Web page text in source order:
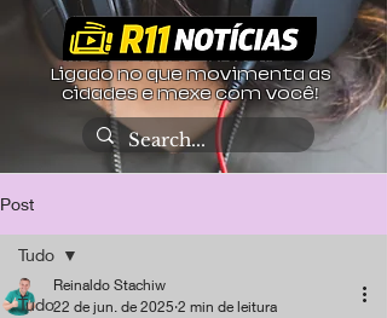
Ligado no que movimenta as
cidades e mexe com você!
Post
Tudo
Tudo
Reinaldo Stachiw
22 de jun. de 2025 2 min de leitura